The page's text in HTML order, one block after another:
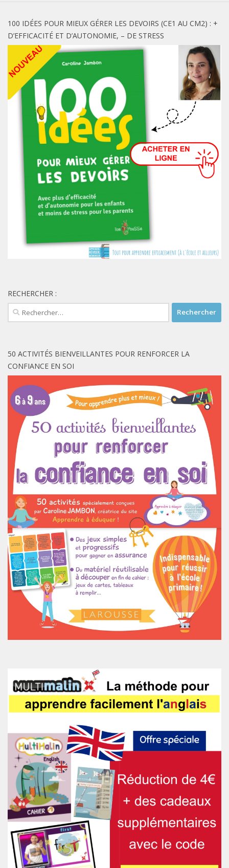
100 IDÉES POUR MIEUX GÉRER LES DEVOIRS (CE1 AU CM2) : +
D’EFFICACITÉ ET D’AUTONOMIE, – DE STRESS
RECHERCHER :
Rechercher :
50 ACTIVITÉS BIENVEILLANTES POUR RENFORCER LA
CONFIANCE EN SOI